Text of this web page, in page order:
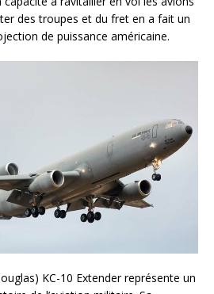
des troupes et du fret en a fait un
de puissance américaine.
KC-10 Extender représente un